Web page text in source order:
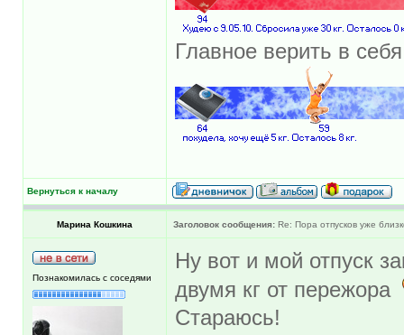
Главное верить в
Вернуться к началу
Марина Кошкина Заголовок сообщения: Re: Пора отпусков уже
Познакомилась с соседями
Ну вот и мой отпуск
двумя кг от пережора
Стараюсь!